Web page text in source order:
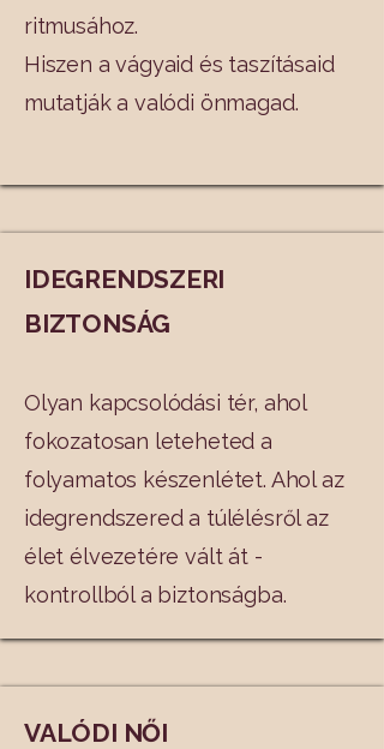
ritmusához.
Hiszen a vágyaid és taszításaid
mutatják a valódi önmagad.
IDEGRENDSZERI
BIZTONSÁG
Olyan kapcsolódási tér, ahol
fokozatosan leteheted a
folyamatos készenlétet. Ahol az
idegrendszered a túlélésről az
élet élvezetére vált át -
kontrollból a biztonságba.
VALÓDI NŐI